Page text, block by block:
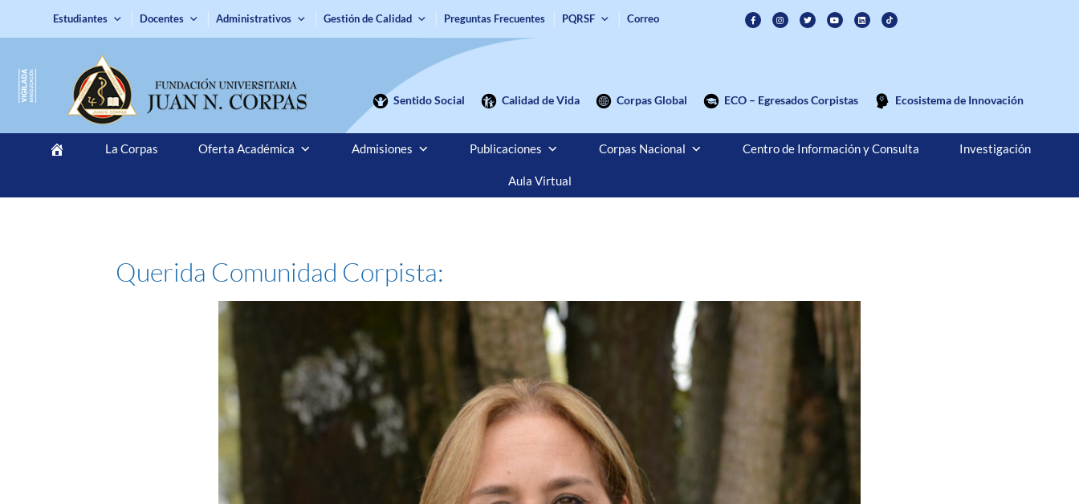
Estudiantes Docentes Administrativos Gestión de Calidad Preguntas Frecuentes PQRSF Correo
Sentido Social Calidad de Vida Corpas Global ECO – Egresados Corpistas Ecosistema de Innovación
La Corpas Oferta Académica Admisiones Publicaciones Corpas Nacional Centro de Información y Consulta Investigación
Aula Virtual
Querida Comunidad Corpista: